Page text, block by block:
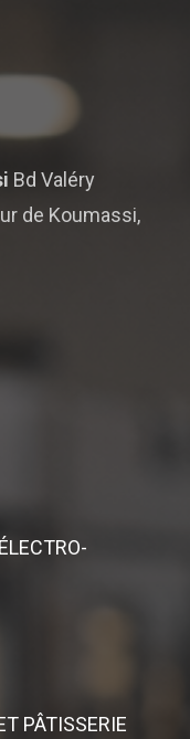
Bd Valéry
de Koumassi,
PÂTISSERIE